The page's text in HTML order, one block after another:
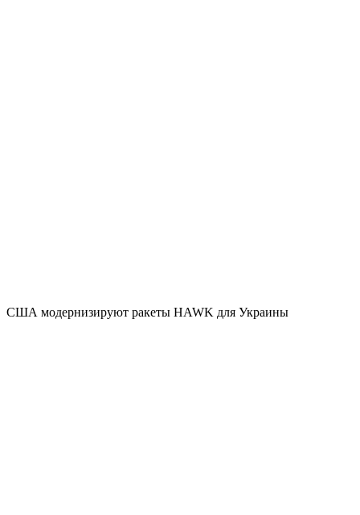
США модернизируют ракеты HAWK для Украины